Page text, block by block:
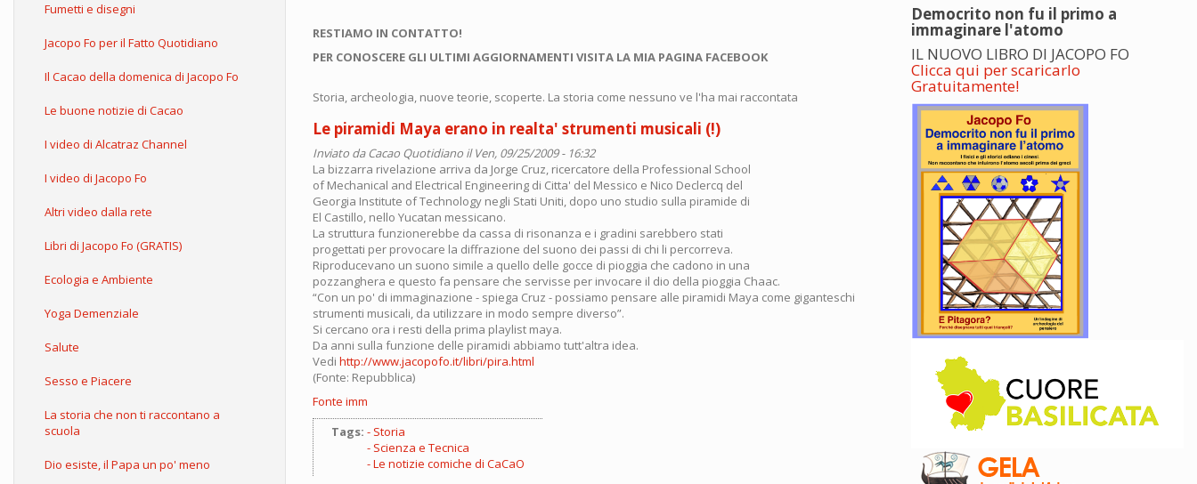
Fumetti e disegni
Jacopo Fo per il Fatto Quotidiano
Il Cacao della domenica di Jacopo Fo
Le buone notizie di Cacao
I video di Alcatraz Channel
I video di Jacopo Fo
Altri video dalla rete
Libri di Jacopo Fo (GRATIS)
Ecologia e Ambiente
Yoga Demenziale
Salute
Sesso e Piacere
La storia che non ti raccontano a
scuola
Dio esiste, il Papa un po' meno
RESTIAMO IN CONTATTO!
PER CONOSCERE GLI ULTIMI AGGIORNAMENTI VISITA LA MIA PAGINA FACEBOOK
Storia, archeologia, nuove teorie, scoperte. La storia come nessuno ve l'ha mai raccontata
Le piramidi Maya erano in realta' strumenti musicali (!)
Inviato daCacao Quotidiano il Ven, 09/25/2009 - 16:32
La bizzarra rivelazione arriva da Jorge Cruz, ricercatore della Professional School
of Mechanical and Electrical Engineering di Citta' del Messico e Nico Declercq del
Georgia Institute of Technology negli Stati Uniti, dopo uno studio sulla piramide di
El Castillo, nello Yucatan messicano.
La struttura funzionerebbe da cassa di risonanza e i gradini sarebbero stati
progettati per provocare la diffrazione del suono dei passi di chi li percorreva.
Riproducevano un suono simile a quello delle gocce di pioggia che cadono in una
pozzanghera e questo fa pensare che servisse per invocare il dio della pioggia Chaac.
“Con un po' di immaginazione - spiega Cruz - possiamo pensare alle piramidi Maya come giganteschi
strumenti musicali, da utilizzare in modo sempre diverso”.
Si cercano ora i resti della prima playlist maya.
Da anni sulla funzione delle piramidi abbiamo tutt'altra idea.
Vedi http://www.jacopofo.it/libri/pira.html
(Fonte: Repubblica)
Fonte imm
Tags:
Storia
Scienza e Tecnica
Le notizie comiche di CaCaO
Democrito non fu il primo a
immaginare l'atomo
IL NUOVO LIBRO DI JACOPO FO
Clicca qui per scaricarlo
Gratuitamente!